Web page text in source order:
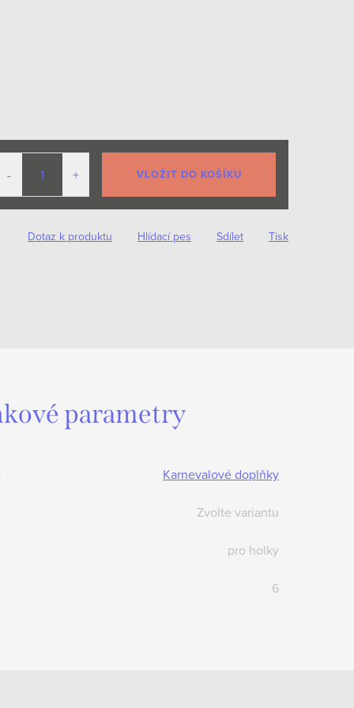
VLOŽIT DO KOŠÍKU
Tisk
Dotaz k produktu Hlídací pes Sdílet
parametry
Karnevalové doplňky
Zvolte variantu
pro holky
6